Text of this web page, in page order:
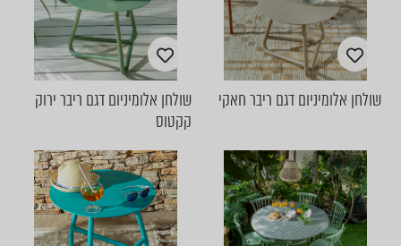
שולחן אלומיניום דגם ריבר חאקי
שולחן אלומיניום דגם ריבר ירוק
קקטוס